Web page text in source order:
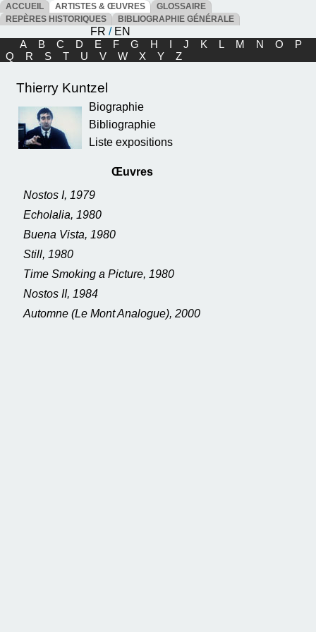
ACCUEIL ARTISTES & ŒUVRES
GLOSSAIRE
REPÈRES HISTORIQUES
BIBLIOGRAPHIE GÉNÉRALE
FR / EN
A
B C D E F G H I J K L M N O
P
Q
R S T U V W X Y Z